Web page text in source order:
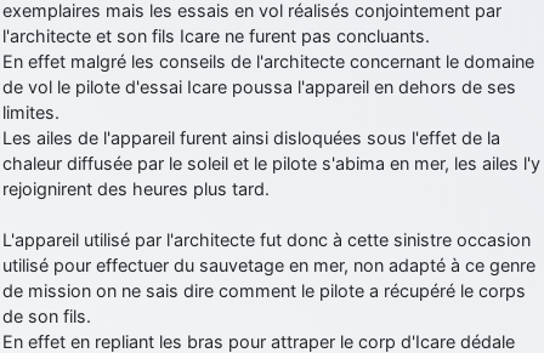
d9pouces: lesquels, par exemple ?
mahmoud: bonsoir, très instructif ce site .mais nous aimerions avoir
les photo des anciens appareils de l'armée de l'air de la haute -volta
d9pouces
jericho : Pour moi tout est à nouveau OK dirait-on… Merci à toi.
d9pouces : En espérant n’avoir coupé les accessoires de personne
d9pouces: j'ai trouvé un palliatif un peu violent, mais ça devrait aller
un peu mieux
d9pouces
par terre
exemplaires mais les essais en vol réalisés conjointement par
l'architecte et son fils Icare ne furent pas concluants.
En effet malgré les conseils de l'architecte concernant le domaine
de vol le pilote d'essai Icare poussa l'appareil en dehors de ses
limites.
Les ailes de l'appareil furent ainsi disloquées sous l'effet de la
chaleur diffusée par le soleil et le pilote s'abima en mer, les ailes l'y
rejoignirent des heures plus tard.
L'appareil utilisé par l'architecte fut donc à cette sinistre occasion
utilisé pour effectuer du sauvetage en mer, non adapté à ce genre
de mission on ne sais dire comment le pilote a récupéré le corps
de son fils.
En effet en repliant les bras pour attraper le corp d'Icare dédale